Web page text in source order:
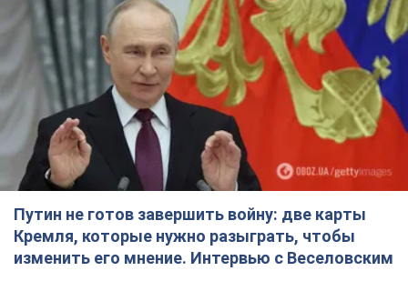
Путин не готов завершить войну: две карты
Кремля, которые нужно разыграть, чтобы
изменить его мнение. Интервью с Веселовским